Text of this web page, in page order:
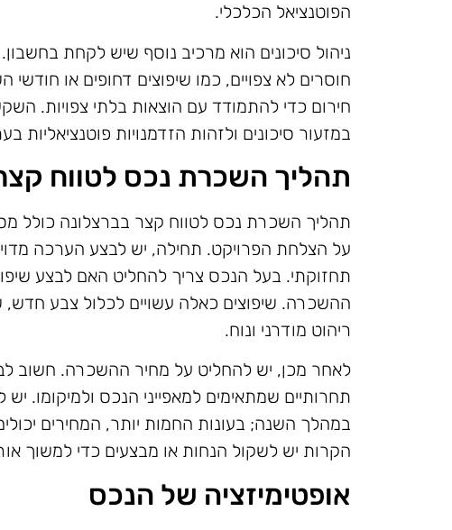
הפוטנציאל הכלכלי.
ניהול סיכונים הוא מרכיב נוסף שיש לקחת
חוסרים לא צפויים, כמו שיפוצים דחופים או
חירום כדי להתמודד עם הוצאות בלתי צפויות.
במזעור סיכונים ולזהות הזדמנויות פוטנציאליות
תהליך השכרת נכס לטווח
תהליך השכרת נכס לטווח קצר בברצלונה כולל
על הצלחת הפרויקט. תחילה, יש לבצע הערכה
תחזוקתי. בעל הנכס צריך להחליט האם לבצע
ההשכרה. שיפוצים כאלה עשויים לכלול צבע
ריהוט מודרני ונוח.
לאחר מכן, יש להחליט על מחיר ההשכרה. חשוב
תחרותיים שמתאימים למאפייני הנכס ולמיקומו.
במהלך השנה; בעונות החמות יותר, המחירים
הקרות יש לשקול הנחות או מבצעים כדי למשוך
אופטימיזציה של הנכס